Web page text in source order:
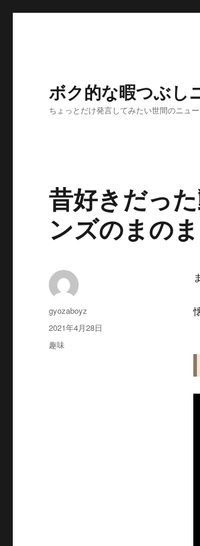
ボク的な暇つぶし
ちょっとだけ発言してみたい世間のニュ
昔好きだっ
ンズのまの
投
稿
gyozaboyz
投
稿
日:
2021年4月28日
カ
趣味